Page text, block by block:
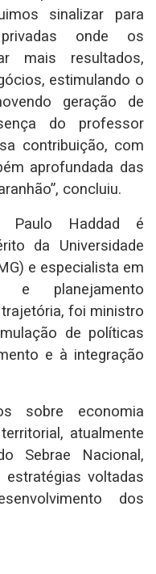
sinalizar para
onde os
mais resultados,
estimulando o
geração de
do professor
contribuição, com
aprofundada das
concluiu.
Paulo Haddad é
da Universidade
e especialista em
e planejamento
foi ministro
de políticas
e à integração
sobre economia
atualmente
Sebrae Nacional,
voltadas
dos